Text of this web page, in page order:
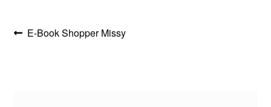
Beitragsnavigation
Vorheriger
E-Book Shopper Missy